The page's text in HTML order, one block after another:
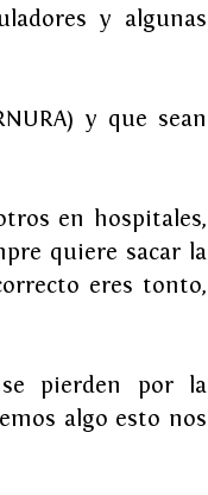
y algunas
y que sean
en hospitales,
quiere sacar la
eres tonto,
pierden por la
algo esto nos